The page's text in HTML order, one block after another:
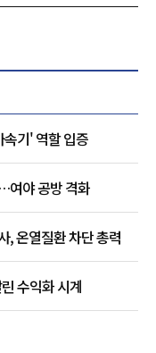
기' 역할 입증
여야 공방 격화
, 온열질환 차단 총력
수익화 시계